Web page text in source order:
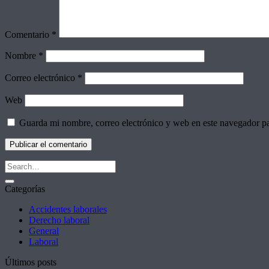
Comentario *
Nombre *
Correo electrónico *
Web
Guarda mi nombre, correo electrónico y web en este navegador
Categorías
Accidentes laborales
Derecho laboral
General
Laboral
Últimos posts